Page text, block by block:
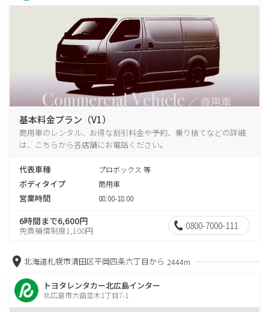
基本料金プラン（V1）
商用車のレンタル、お得な割引料金や予約、乗り捨てなどの詳細
は、こちらから各店舗にお電話ください。
代表車種 プロボックス 等
ボディタイプ 商用車
営業時間 08:00-18:00
6時間まで6,600円
免責補償制度1,100円 0800-7000-111
北海道札幌市清田区平岡四条六丁目から 2444m
トヨタレンタカー北広島インター
北広島市大曲並木1丁目7-1